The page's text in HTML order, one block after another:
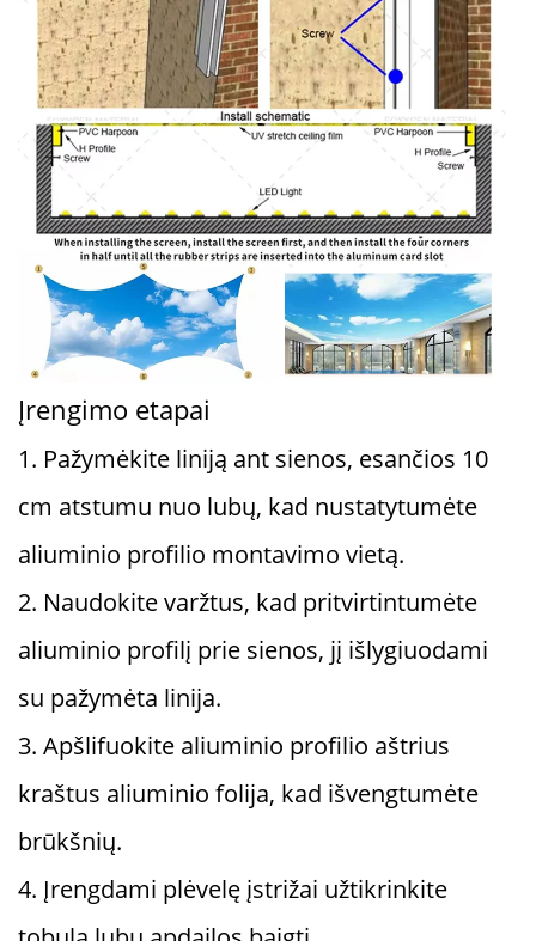
Įrengimo etapai
1. Pažymėkite liniją ant sienos, esančios 10
cm atstumu nuo lubų, kad nustatytumėte
aliuminio profilio montavimo vietą.
2. Naudokite varžtus, kad pritvirtintumėte
aliuminio profilį prie sienos, jį išlygiuodami
su pažymėta linija.
3. Apšlifuokite aliuminio profilio aštrius
kraštus aliuminio folija, kad išvengtumėte
brūkšnių.
4. Įrengdami plėvelę įstrižai užtikrinkite